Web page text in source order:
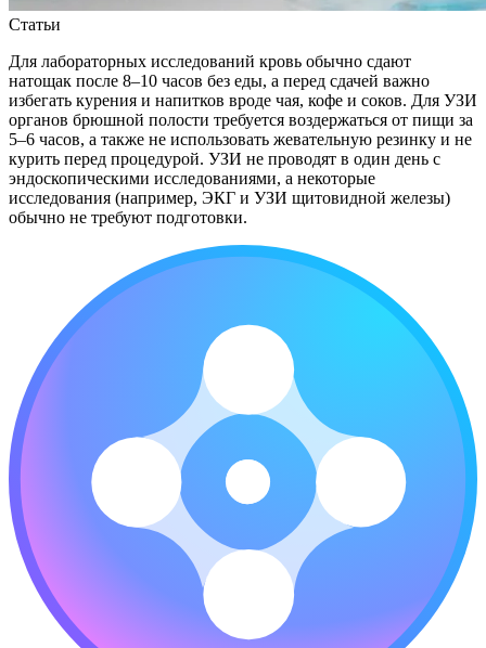
Статьи
Для лабораторных исследований кровь обычно сдают
натощак после 8–10 часов без еды, а перед сдачей важно
избегать курения и напитков вроде чая, кофе и соков. Для УЗИ
органов брюшной полости требуется воздержаться от пищи за
5–6 часов, а также не использовать жевательную резинку и не
курить перед процедурой. УЗИ не проводят в один день с
эндоскопическими исследованиями, а некоторые
исследования (например, ЭКГ и УЗИ щитовидной железы)
обычно не требуют подготовки.